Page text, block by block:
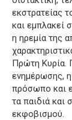
εκστρατείας
και εμπλακεί
η ηρεμία της
Πρώτη Κυρία.
ενημέρωσης, η
πρόσωπο και
τα παιδιά και
εκφοβισμού.